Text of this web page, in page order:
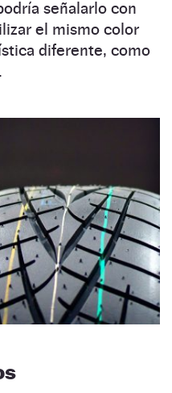
señalarlo con
el mismo color
diferente, como